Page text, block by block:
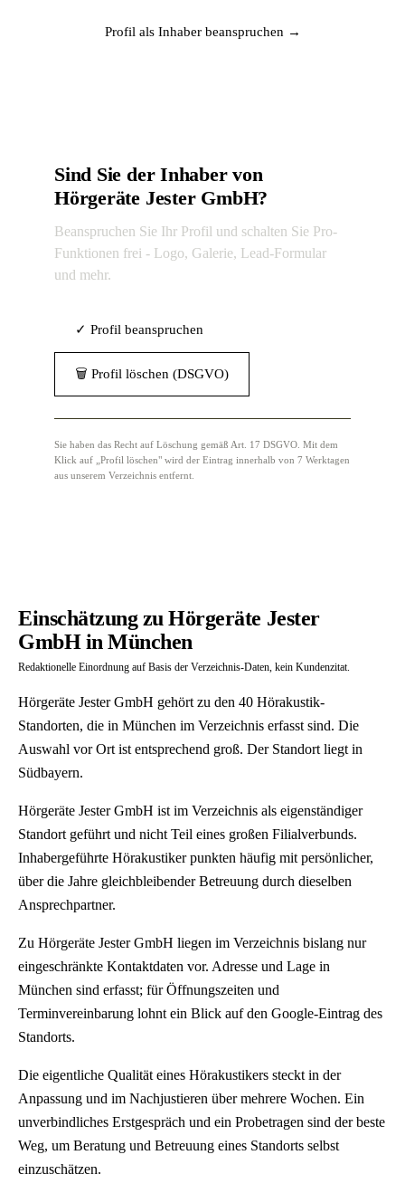
Profil als Inhaber beanspruchen →
Sind Sie der Inhaber von
Hörgeräte Jester GmbH?
Beanspruchen Sie Ihr Profil und schalten Sie Pro-
Funktionen frei - Logo, Galerie, Lead-Formular
und mehr.
✓ Profil beanspruchen
🗑 Profil löschen (DSGVO)
Sie haben das Recht auf Löschung gemäß Art. 17 DSGVO. Mit dem
Klick auf „Profil löschen" wird der Eintrag innerhalb von 7 Werktagen
aus unserem Verzeichnis entfernt.
Einschätzung zu Hörgeräte Jester
GmbH in München
Redaktionelle Einordnung auf Basis der Verzeichnis-Daten, kein Kundenzitat.
Hörgeräte Jester GmbH gehört zu den 40 Hörakustik-
Standorten, die in München im Verzeichnis erfasst sind. Die
Auswahl vor Ort ist entsprechend groß. Der Standort liegt in
Südbayern.
Hörgeräte Jester GmbH ist im Verzeichnis als eigenständiger
Standort geführt und nicht Teil eines großen Filialverbunds.
Inhabergeführte Hörakustiker punkten häufig mit persönlicher,
über die Jahre gleichbleibender Betreuung durch dieselben
Ansprechpartner.
Zu Hörgeräte Jester GmbH liegen im Verzeichnis bislang nur
eingeschränkte Kontaktdaten vor. Adresse und Lage in
München sind erfasst; für Öffnungszeiten und
Terminvereinbarung lohnt ein Blick auf den Google-Eintrag des
Standorts.
Die eigentliche Qualität eines Hörakustikers steckt in der
Anpassung und im Nachjustieren über mehrere Wochen. Ein
unverbindliches Erstgespräch und ein Probetragen sind der beste
Weg, um Beratung und Betreuung eines Standorts selbst
einzuschätzen.